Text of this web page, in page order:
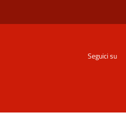
Seguici su